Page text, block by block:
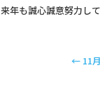
来年も誠心誠意努力し
← 11